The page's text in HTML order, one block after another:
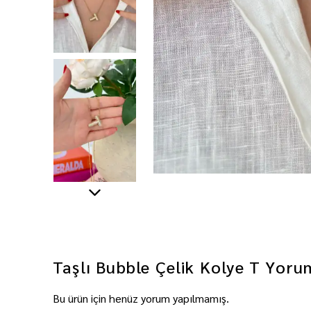
Taşlı Bubble Çelik Kolye T
Bu ürün için henüz yorum yapılmamış.